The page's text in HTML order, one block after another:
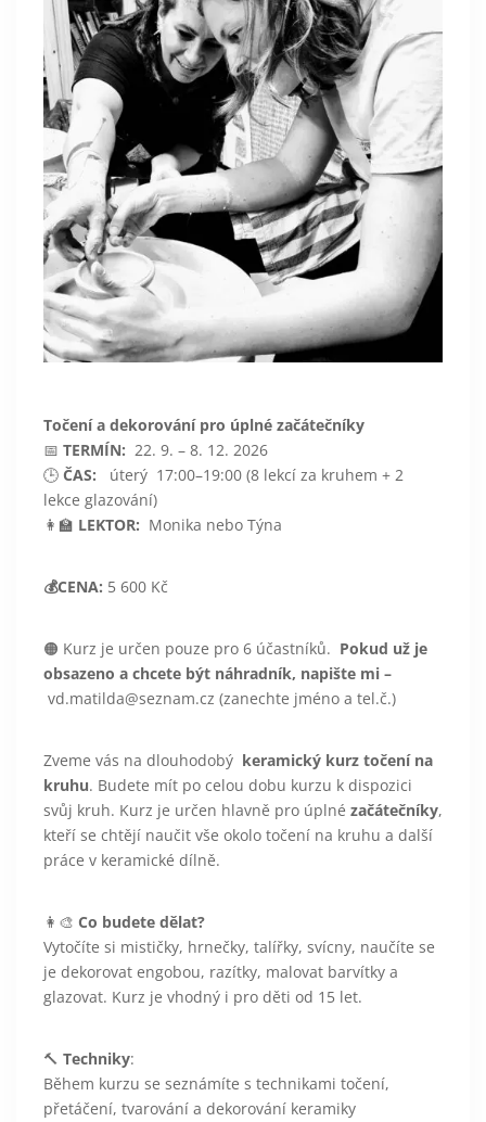
Točení a dekorování pro úplné začátečníky
📅 TERMÍN: 22. 9. – 8. 12. 2026
🕒 ČAS: úterý 17:00–19:00 (8 lekcí za kruhem + 2
lekce glazování)
👩‍🏫 LEKTOR: Monika nebo Týna
💰CENA: 5 600 Kč
🟠 Kurz je určen pouze pro 6 účastníků. Pokud už je
obsazeno a chcete být náhradník, napište mi –
vd.matilda@seznam.cz (zanechte jméno a tel.č.)
Zveme vás na dlouhodobý keramický kurz točení na
kruhu. Budete mít po celou dobu kurzu k dispozici
svůj kruh. Kurz je určen hlavně pro úplné začátečníky,
kteří se chtějí naučit vše okolo točení na kruhu a další
práce v keramické dílně.
👩‍🎨 Co budete dělat?
Vytočíte si mističky, hrnečky, talířky, svícny, naučíte se
je dekorovat engobou, razítky, malovat barvítky a
glazovat. Kurz je vhodný i pro děti od 15 let.
🔨 Techniky:
Během kurzu se seznámíte s technikami točení,
přetáčení, tvarování a dekorování keramiky